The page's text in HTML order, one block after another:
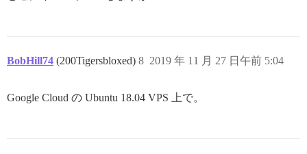
BobHill74 (200Tigersbloxed) 2019 年 11 月 27 日午前 5:04
8
Google Cloud の Ubuntu 18.04 VPS 上で。